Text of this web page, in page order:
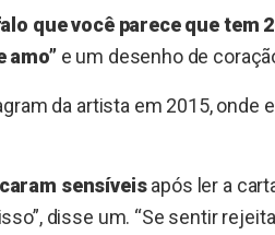
que você parece que tem
amo”e um desenho de
da artista em 2015, onde
sensíveisapós ler a
disse um. “Se sentir